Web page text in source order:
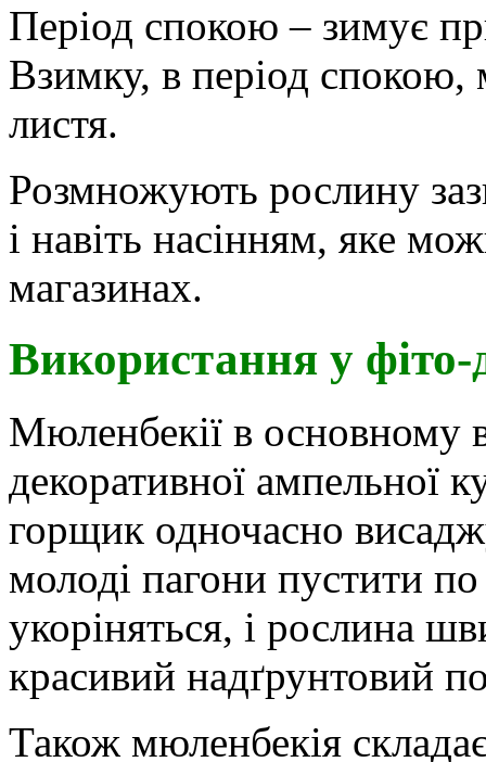
Період спокою – зимує
Взимку, в період спокою,
листя.
Розмножують рослину
і навіть насінням, яке
магазинах.
Використання у фіто-
Мюленбекії в основному
декоративної ампельної
горщик одночасно
молоді пагони пустити
укоріняться, і рослина
красивий надґрунтовий
Також мюленбекія